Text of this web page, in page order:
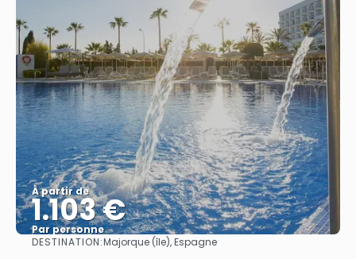
À partir de
1.103 €
Par personne
Afficher
DESTINATION:Majorque (île), Espagne